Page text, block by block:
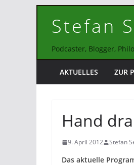
InhaltStefan
Podcaster, Blogger,
AKTUELLES ZUR
Hand
9. April 2012 Stefan
Das aktuelle